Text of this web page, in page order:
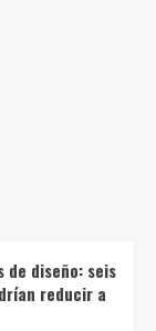
de diseño: seis
reducir a